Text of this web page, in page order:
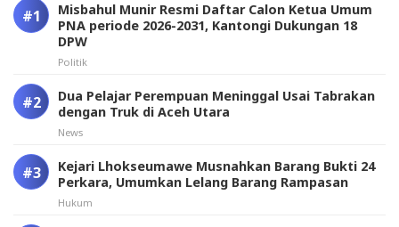
Misbahul Munir Resmi Daftar Calon Ketua Umum
PNA periode 2026-2031, Kantongi Dukungan 18
DPW
Politik
Dua Pelajar Perempuan Meninggal Usai Tabrakan
dengan Truk di Aceh Utara
News
Kejari Lhokseumawe Musnahkan Barang Bukti 24
Perkara, Umumkan Lelang Barang Rampasan
Hukum